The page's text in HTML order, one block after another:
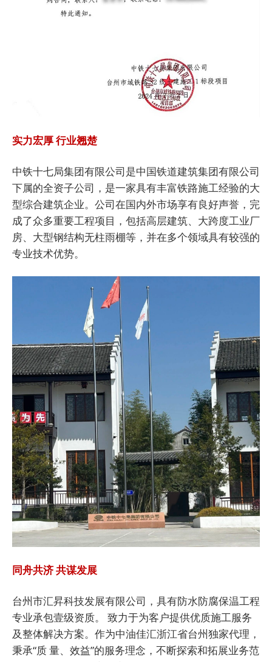
实力宏厚 行业翘楚
中铁十七局集团有限公司是中国铁道建筑集团有限公司
下属的全资子公司，是一家具有丰富铁路施工经验的大
型综合建筑企业。公司在国内外市场享有良好声誉，完
成了众多重要工程项目，包括高层建筑、大跨度工业厂
房、大型钢结构无柱雨棚等，并在多个领域具有较强的
专业技术优势。
同舟共济 共谋发展
台州市汇昇科技发展有限公司，具有防水防腐保温工程
专业承包壹级资质。 致力于为客户提供优质施工服务
及整体解决方案。作为中油佳汇浙江省台州独家代理，
秉承“质 量、效益”的服务理念，不断探索和拓展业务范